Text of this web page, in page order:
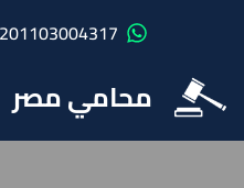
201103004317+
محامي مصر